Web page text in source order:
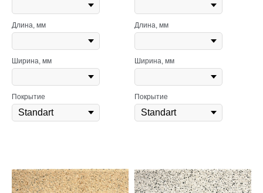
Длина, мм
Ширина, мм
Покрытие
Длина, мм
Ширина, мм
Покрытие